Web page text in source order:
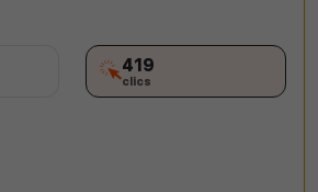
419
clics